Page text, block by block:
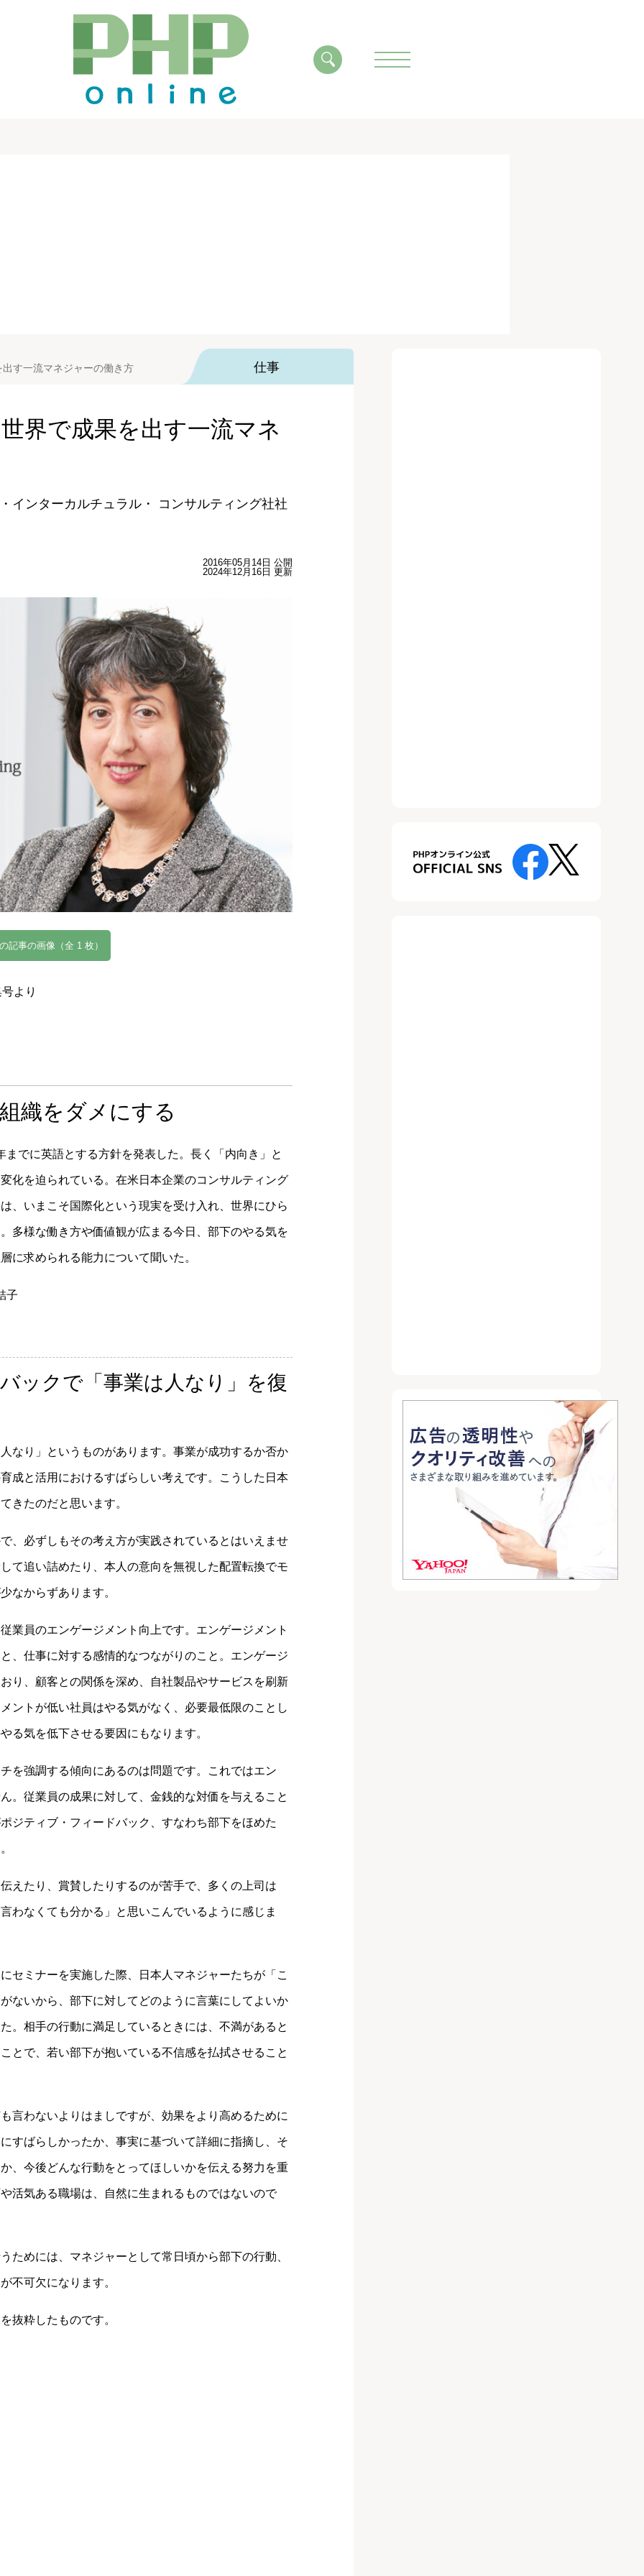
す一流マネジャーの働き方 仕事
界で成果を出す一流マネ
インターカルチュラル・ コンサルティング社社
2016年05月14日 公開
2024年12月16日 更新
記事の画像（全 1 枚）
より
織をダメにする
でに英語とする方針を発表した。長く「内向き」と
化を迫られている。在米日本企業のコンサルティング
、いまこそ国際化という現実を受け入れ、世界にひら
多様な働き方や価値観が広まる今日、部下のやる気を
に求められる能力について聞いた。
子
ックで「事業は人なり」を復
なり」というものがあります。事業が成功するか否か
成と活用におけるすばらしい考えです。こうした日本
きたのだと思います。
、必ずしもその考え方が実践されているとはいえませ
て追い詰めたり、本人の意向を無視した配置転換でモ
なからずあります。
業員のエンゲージメント向上です。エンゲージメント
、仕事に対する感情的なつながりのこと。エンゲージ
り、顧客との関係を深め、自社製品やサービスを刷新
ントが低い社員はやる気がなく、必要最低限のことし
る気を低下させる要因にもなります。
を強調する傾向にあるのは問題です。これではエン
。従業員の成果に対して、金銭的な対価を与えること
ジティブ・フィードバック、すなわち部下をほめた
えたり、賞賛したりするのが苦手で、多くの上司は
わなくても分かる」と思いこんでいるように感じま
セミナーを実施した際、日本人マネジャーたちが「こ
ないから、部下に対してどのように言葉にしてよいか
。相手の行動に満足しているときには、不満があると
とで、若い部下が抱いている不信感を払拭させること
言わないよりはましですが、効果をより高めるために
すばらしかったか、事実に基づいて詳細に指摘し、そ
、今後どんな行動をとってほしいかを伝える努力を重
活気ある職場は、自然に生まれるものではないので
ためには、マネジャーとして常日頃から部下の行動、
不可欠になります。
抜粋したものです。